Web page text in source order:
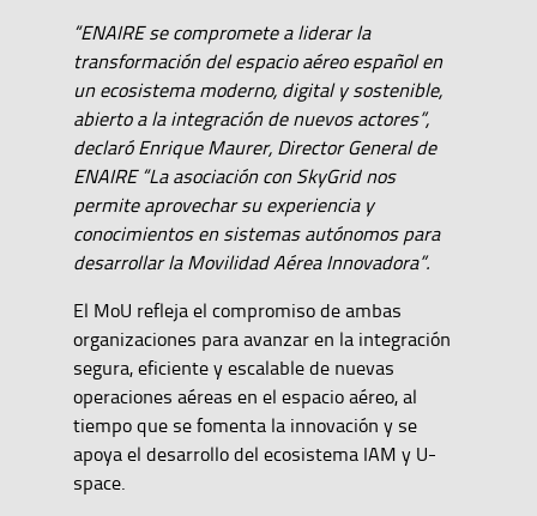
“ENAIRE se compromete a liderar la
transformación del espacio aéreo español en
un ecosistema moderno, digital y sostenible,
abierto a la integración de nuevos actores”,
declaró Enrique Maurer, Director General de
ENAIRE “La asociación con SkyGrid nos
permite aprovechar su experiencia y
conocimientos en sistemas autónomos para
desarrollar la Movilidad Aérea Innovadora”.
El MoU refleja el compromiso de ambas
organizaciones para avanzar en la integración
segura, eficiente y escalable de nuevas
operaciones aéreas en el espacio aéreo, al
tiempo que se fomenta la innovación y se
apoya el desarrollo del ecosistema IAM y U-
space.